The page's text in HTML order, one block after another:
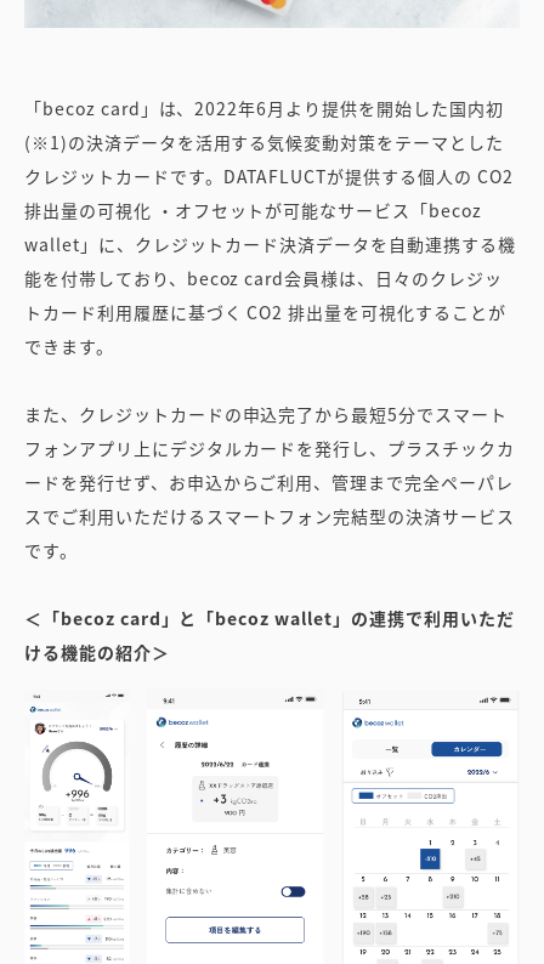
「becoz card」は、2022年6月より提供を開始した国内初
(※1)の決済データを活用する気候変動対策をテーマとした
クレジットカードです。DATAFLUCTが提供する個人の CO2
排出量の可視化 ・オフセットが可能なサービス「becoz
wallet」に、クレジットカード決済データを自動連携する機
能を付帯しており、becoz card会員様は、日々のクレジッ
トカード利用履歴に基づく CO2 排出量を可視化することが
できます。
また、クレジットカードの申込完了から最短5分でスマート
フォンアプリ上にデジタルカードを発行し、プラスチックカ
ードを発行せず、お申込からご利用、管理まで完全ペーパレ
スでご利用いただけるスマートフォン完結型の決済サービス
です。
＜「becoz card」と「becoz wallet」の連携で利用いただ
ける機能の紹介＞